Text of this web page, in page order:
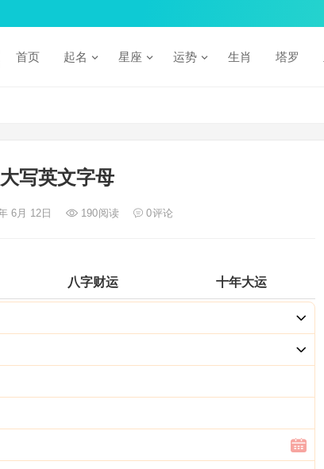
首页 起名 星座 运势 生肖 塔罗
写英文字母
6月 12日 190阅读 0评论
八字财运 十年大运